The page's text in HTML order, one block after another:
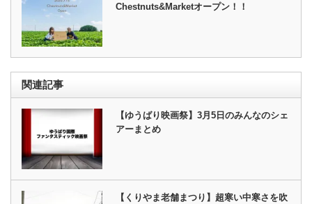
Chestnuts&Marketオープン！！
関連記事
【ゆうばり映画祭】3月5日のみんなのシェ
アーまとめ
【くりやま老舗まつり】超寒い中寒さを吹